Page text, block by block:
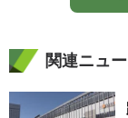
関連ニュ